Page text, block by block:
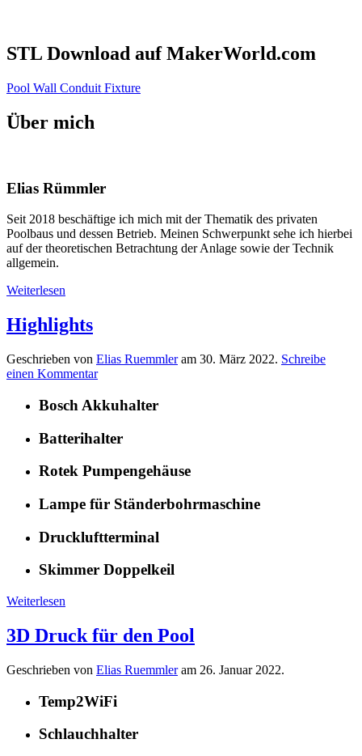
STL Download auf MakerWorld.com
Pool Wall Conduit Fixture
Über mich
Elias Rümmler
Seit 2018 beschäftige ich mich mit der Thematik des privaten
Poolbaus und dessen Betrieb. Meinen Schwerpunkt sehe ich hierbei
auf der theoretischen Betrachtung der Anlage sowie der Technik
allgemein.
Weiterlesen
Highlights
Geschrieben von Elias Ruemmleram 30. März 2022. Schreibe
einen Kommentar
Bosch Akkuhalter
Batterihalter
Rotek Pumpengehäuse
Lampe für Ständerbohrmaschine
Druckluftterminal
Skimmer Doppelkeil
Weiterlesen
3D Druck für den Pool
Geschrieben von Elias Ruemmleram 26. Januar 2022.
Temp2WiFi
Schlauchhalter